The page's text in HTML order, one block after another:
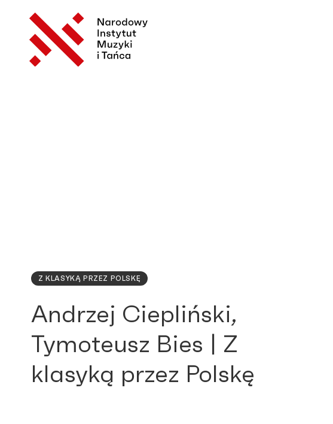
Z KLASYKĄ PRZEZ POLSKĘ
Andrzej Ciepliński,
Tymoteusz Bies | Z
klasyką przez Polskę